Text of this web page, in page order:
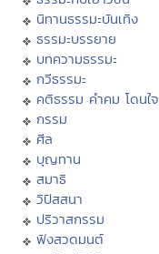
นิทานธรรมะบันเทิง
ธรรมะบรรยาย
บทความธรรมะ
กวีธรรมะ
คติธรรม คำคม โดนใจ
กรรม
ศีล
บุญทาน
สมาธิ
วิปัสสนา
ปริวาสกรรม
ฟังสวดมนต์